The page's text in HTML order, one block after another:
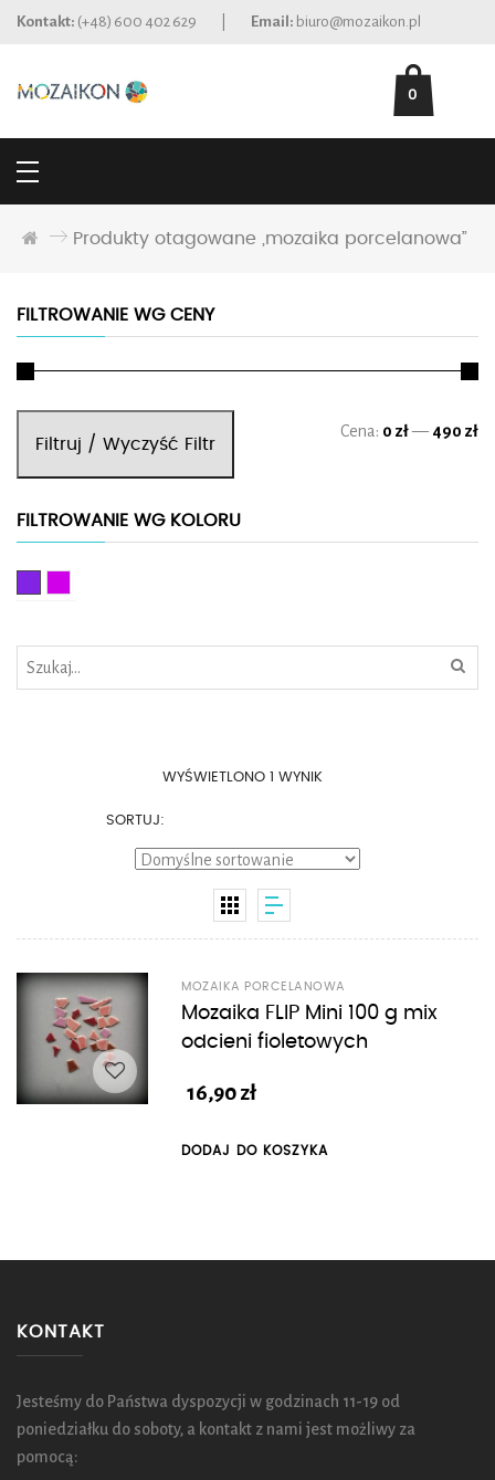
Kontakt: (+48) 600 402 629 Email: biuro@mozaikon.pl
0
Produkty otagowane „mozaika porcelanowa”
FILTROWANIE WG CENY
Filtruj / Wyczyść Filtr
Cena: 0 zł— 490 zł
FILTROWANIE WG KOLORU
WYŚWIETLONO 1 WYNIK
SORTUJ:
MOZAIKA PORCELANOWA
Mozaika FLIP Mini 100 g mix
odcieni fioletowych
16,90zł
DODAJ DO KOSZYKA
KONTAKT
Jesteśmy do Państwa dyspozycji w godzinach 11-19 od
poniedziałku do soboty, a kontakt z nami jest możliwy za
pomocą: